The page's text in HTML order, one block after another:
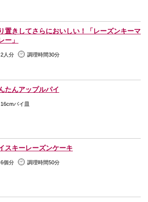
置きしてさらにおいしい！「レーズンキーマ
ー」
2人分 調理時間30分
たんアップルパイ
16cmパイ皿
スキーレーズンケーキ
6個分 調理時間50分